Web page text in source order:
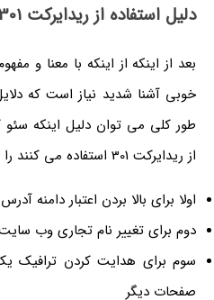
دلیل استفاده از ریدایرکت 301
بعد از اینکه از اینکه با معنا و
خوبی آشنا شدید نیاز است که
طور کلی می توان دلیل اینکه سئو
از ریدایرکت 301 استفاده می کنند را اینگونه شرح داد که:
اولا برای بالا بردن اعتبار دامنه
دوم برای تغییر نام تجاری وب سایت
سوم برای هدایت کردن
صفحات دیگر